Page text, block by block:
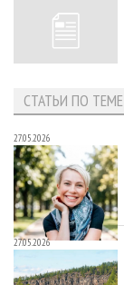
СТАТЬИ ПО ТЕМЕ
27.05.2026
27.05.2026